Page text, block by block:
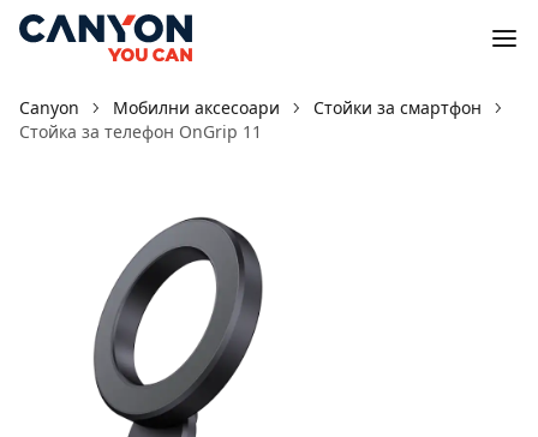
Canyon Мобилни аксесоари
Стойки за смартфон
Стойка за телефон OnGrip 11